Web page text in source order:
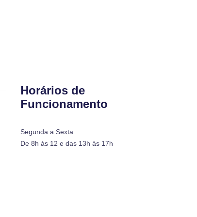
Horários de
Funcionamento
Segunda a Sexta
De 8h às 12 e das 13h às 17h